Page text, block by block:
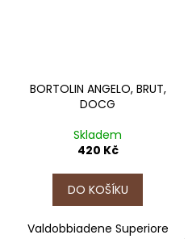
BORTOLIN ANGELO, BRUT,
DOCG
Skladem
420 Kč
DO KOŠÍKU
Valdobbiadene Superiore